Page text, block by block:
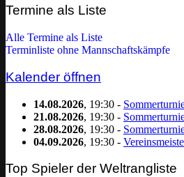
Kategorie
Termine als Liste
Alle Termine als Liste
Terminliste ohne Mannschaftskämpfe
Kalender öffnen
14.08.2026, 19:30 -
21.08.2026, 19:30 -
28.08.2026, 19:30 -
04.09.2026, 19:30 -
Top Spieler der Weltrangliste